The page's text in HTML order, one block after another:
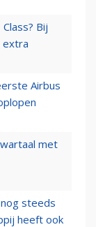
Bij
extra
Airbus
met
steeds
heeft ook